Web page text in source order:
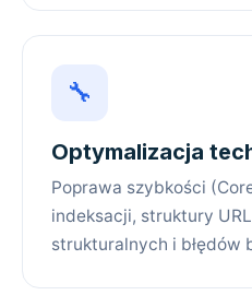
🔧
Optymalizacja
Poprawa szybkości
indeksacji, struktury
strukturalnych i błędów